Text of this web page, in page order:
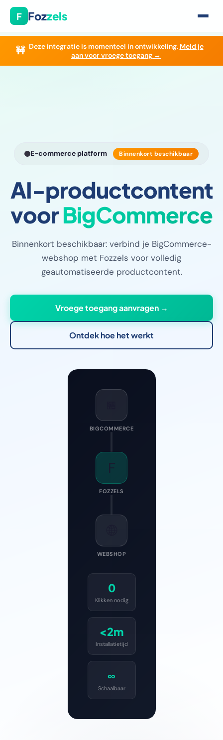
F Fozzels
🚧 Deze integratie is momenteel in ontwikkeling. Meld je
aan voor vroege toegang →
Home›Integraties›BigCommerce
E-commerce platform Binnenkort beschikbaar
AI-productcontent
voorBigCommerce
Binnenkort beschikbaar: verbind je BigCommerce-
webshop met Fozzels voor volledig
geautomatiseerde productcontent.
Vroege toegang aanvragen →
Ontdek hoe het werkt
BIGCOMMERCE
F
FOZZELS
WEBSHOP
0
Klikken nodig
<2m
Installatietijd
∞
Schaalbaar